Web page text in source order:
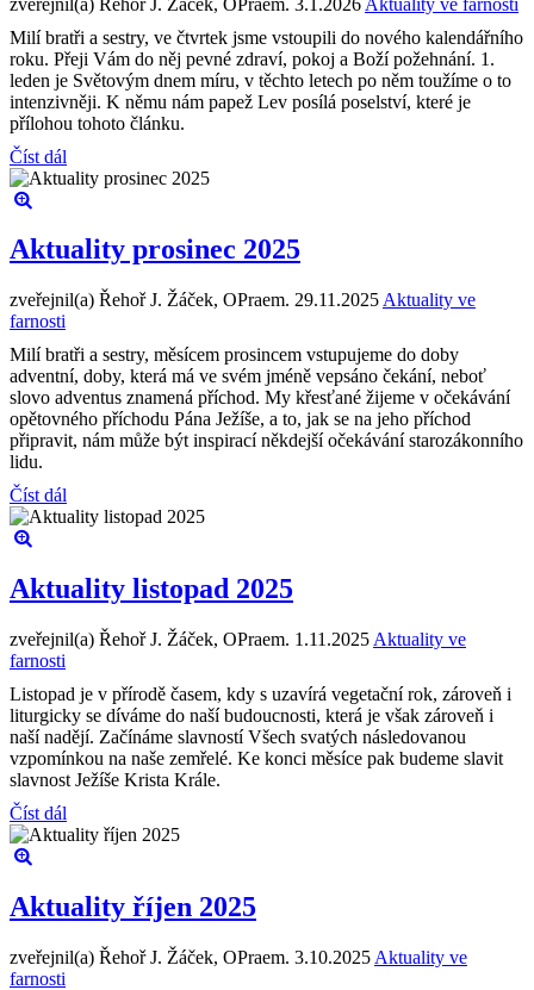
Milí bratři a sestry, ve čtvrtek jsme vstoupili do nového kalendářního
roku. Přeji Vám do něj pevné zdraví, pokoj a Boží požehnání. 1.
leden je Světovým dnem míru, v těchto letech po něm toužíme o to
intenzivněji. K němu nám papež Lev posílá poselství, které je
přílohou tohoto článku.
Číst dál
Aktuality prosinec 2025
zveřejnil(a) Řehoř J. Žáček, OPraem. 29.11.2025 Aktuality ve
farnosti
Milí bratři a sestry, měsícem prosincem vstupujeme do doby
adventní, doby, která má ve svém jméně vepsáno čekání, neboť
slovo adventus znamená příchod. My křesťané žijeme v očekávání
opětovného příchodu Pána Ježíše, a to, jak se na jeho příchod
připravit, nám může být inspirací někdejší očekávání starozákonního
lidu.
Číst dál
Aktuality listopad 2025
zveřejnil(a) Řehoř J. Žáček, OPraem. 1.11.2025 Aktuality ve
farnosti
Listopad je v přírodě časem, kdy s uzavírá vegetační rok, zároveň i
liturgicky se díváme do naší budoucnosti, která je však zároveň i
naší nadějí. Začínáme slavností Všech svatých následovanou
vzpomínkou na naše zemřelé. Ke konci měsíce pak budeme slavit
slavnost Ježíše Krista Krále.
Číst dál
Aktuality říjen 2025
zveřejnil(a) Řehoř J. Žáček, OPraem. 3.10.2025 Aktuality ve
farnosti